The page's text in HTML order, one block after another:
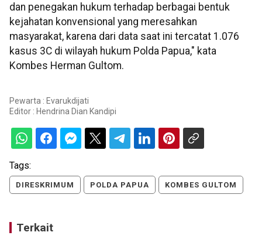
dan penegakan hukum terhadap berbagai bentuk
kejahatan konvensional yang meresahkan
masyarakat, karena dari data saat ini tercatat 1.076
kasus 3C di wilayah hukum Polda Papua," kata
Kombes Herman Gultom.
Pewarta : Evarukdijati
Editor : Hendrina Dian Kandipi
Tags:
DIRESKRIMUM POLDA PAPUA KOMBES GULTOM
Terkait